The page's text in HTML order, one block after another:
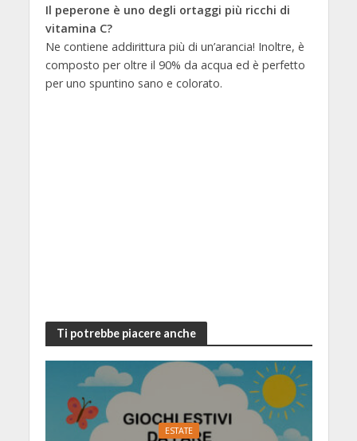
Il peperone è uno degli ortaggi più ricchi di
vitamina C?
Ne contiene addirittura più di un’arancia! Inoltre, è
composto per oltre il 90% da acqua ed è perfetto
per uno spuntino sano e colorato.
Ti potrebbe piacere anche
ESTATE